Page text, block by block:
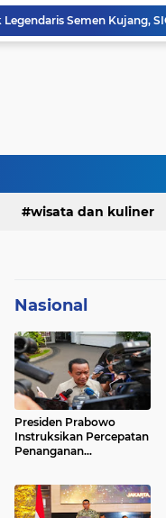
wisata dan kuliner
Nasional
Presiden Prabowo
Instruksikan Percepatan
Penanganan
BBM